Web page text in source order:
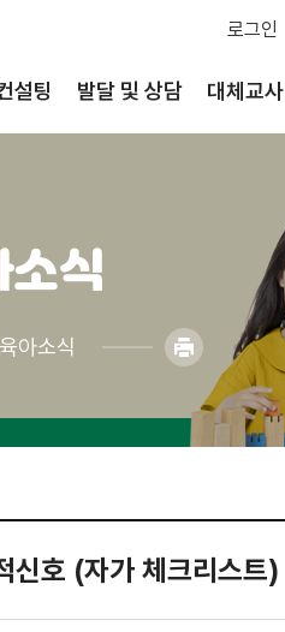
로그인
설팅 발달 및 상담 대체교사
식
육아소식
신호 (자가 체크리스트)